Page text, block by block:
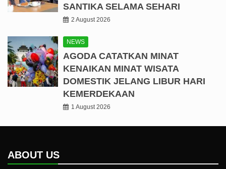
SANTIKA SELAMA SEHARI
2 August 2026
NEWS
AGODA CATATKAN MINAT
KENAIKAN MINAT WISATA
DOMESTIK JELANG LIBUR HARI
KEMERDEKAAN
1 August 2026
ABOUT US